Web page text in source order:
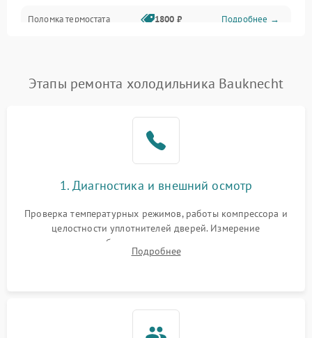
Поломка термостата 1800 ₽ Подробнее →
Поломка системы No Frost 2600 ₽ Подробнее →
работе
2000 ₽ Подробнее →
1000 ₽
1800 ₽
Этапы ремонта холодильника Bauknecht
1. Диагностика и внешний осмотр
Проверка температурных режимов, работы компрессора и
целостности уплотнителей дверей. Измерение
сопротивления обмоток мотора, проверка термостата и
считывание кодов ошибок с электронного дисплея.
Подробнее